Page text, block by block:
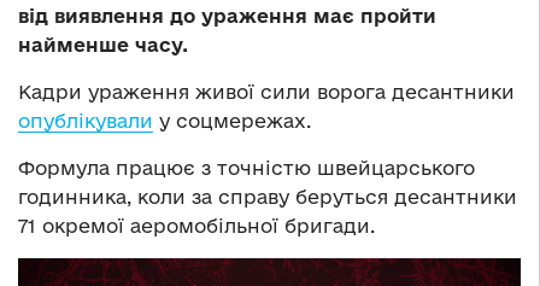
від виявлення до ураження має пройти
найменше часу.
Кадри ураження живої сили ворога десантники
опублікували у соцмережах.
Формула працює з точністю швейцарського
годинника, коли за справу беруться десантники
71 окремої аеромобільної бригади.
Відеопрогравач